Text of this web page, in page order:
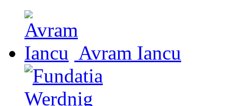
Avram Iancu